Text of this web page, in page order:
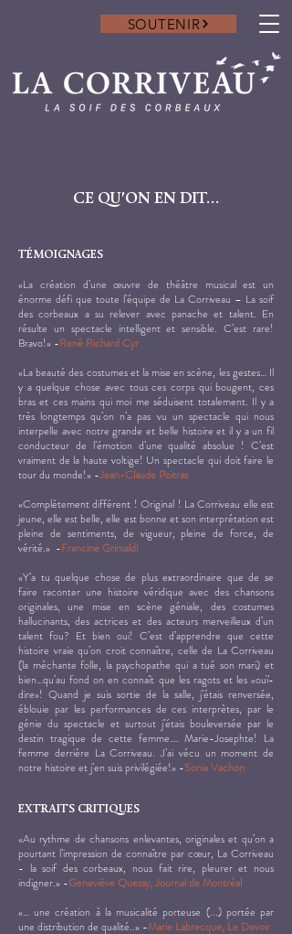
SOUTENIR
CE QU'ON EN DIT...
TÉMOIGNAGES
«La création d’une œuvre de théâtre musical est un
énorme défi que toute l’équipe de La Corriveau – La soif
des corbeaux a su relever avec panache et talent. En
résulte un spectacle intelligent et sensible. C’est rare!
Bravo!» -René Richard Cyr
«La beauté des costumes et la mise en scène, les gestes… Il
y a quelque chose avec tous ces corps qui bougent, ces
bras et ces mains qui moi me séduisent totalement. Il y a
très longtemps qu’on n’a pas vu un spectacle qui nous
interpelle avec notre grande et belle histoire et il y a un fil
conducteur de l’émotion d’une qualité absolue ! C’est
vraiment de la haute voltige! Un spectacle qui doit faire le
tour du monde!» -Jean-Claude Poitras
«Complètement différent ! Original ! La Corriveau elle est
jeune, elle est belle, elle est bonne et son interprétation est
pleine de sentiments, de vigueur, pleine de force, de
vérité.» -Francine Grimaldi
«Y’a tu quelque chose de plus extraordinaire que de se
faire raconter une histoire véridique avec des chansons
originales, une mise en scène géniale, des costumes
hallucinants, des actrices et des acteurs merveilleux d’un
talent fou? Et bien oui! C’est d’apprendre que cette
histoire vraie qu’on croit connaître, celle de La Corriveau
(la méchante folle, la psychopathe qui a tué son mari) et
bien…qu’au fond on en connaît que les ragots et les «ouï-
dire»! Quand je suis sortie de la salle, j’étais renversée,
éblouie par les performances de ces interprètes, par le
génie du spectacle et surtout j’étais bouleversée par le
destin tragique de cette femme…. Marie-Josephte! La
femme derrière La Corriveau. J’ai vécu un moment de
notre histoire et j’en suis privilégiée!» -Sonia Vachon
EXTRAITS CRITIQUES
«Au rythme de chansons enlevantes, originales et qu’on a
pourtant l’impression de connaître par cœur, La Corriveau
- la soif des corbeaux, nous fait rire, pleurer et nous
indigner.» -Geneviève Quessy, Journal de Montréal
«… une création à la musicalité porteuse (...) portée par
une distribution de qualité..» -Marie Labrecque, Le Devoir